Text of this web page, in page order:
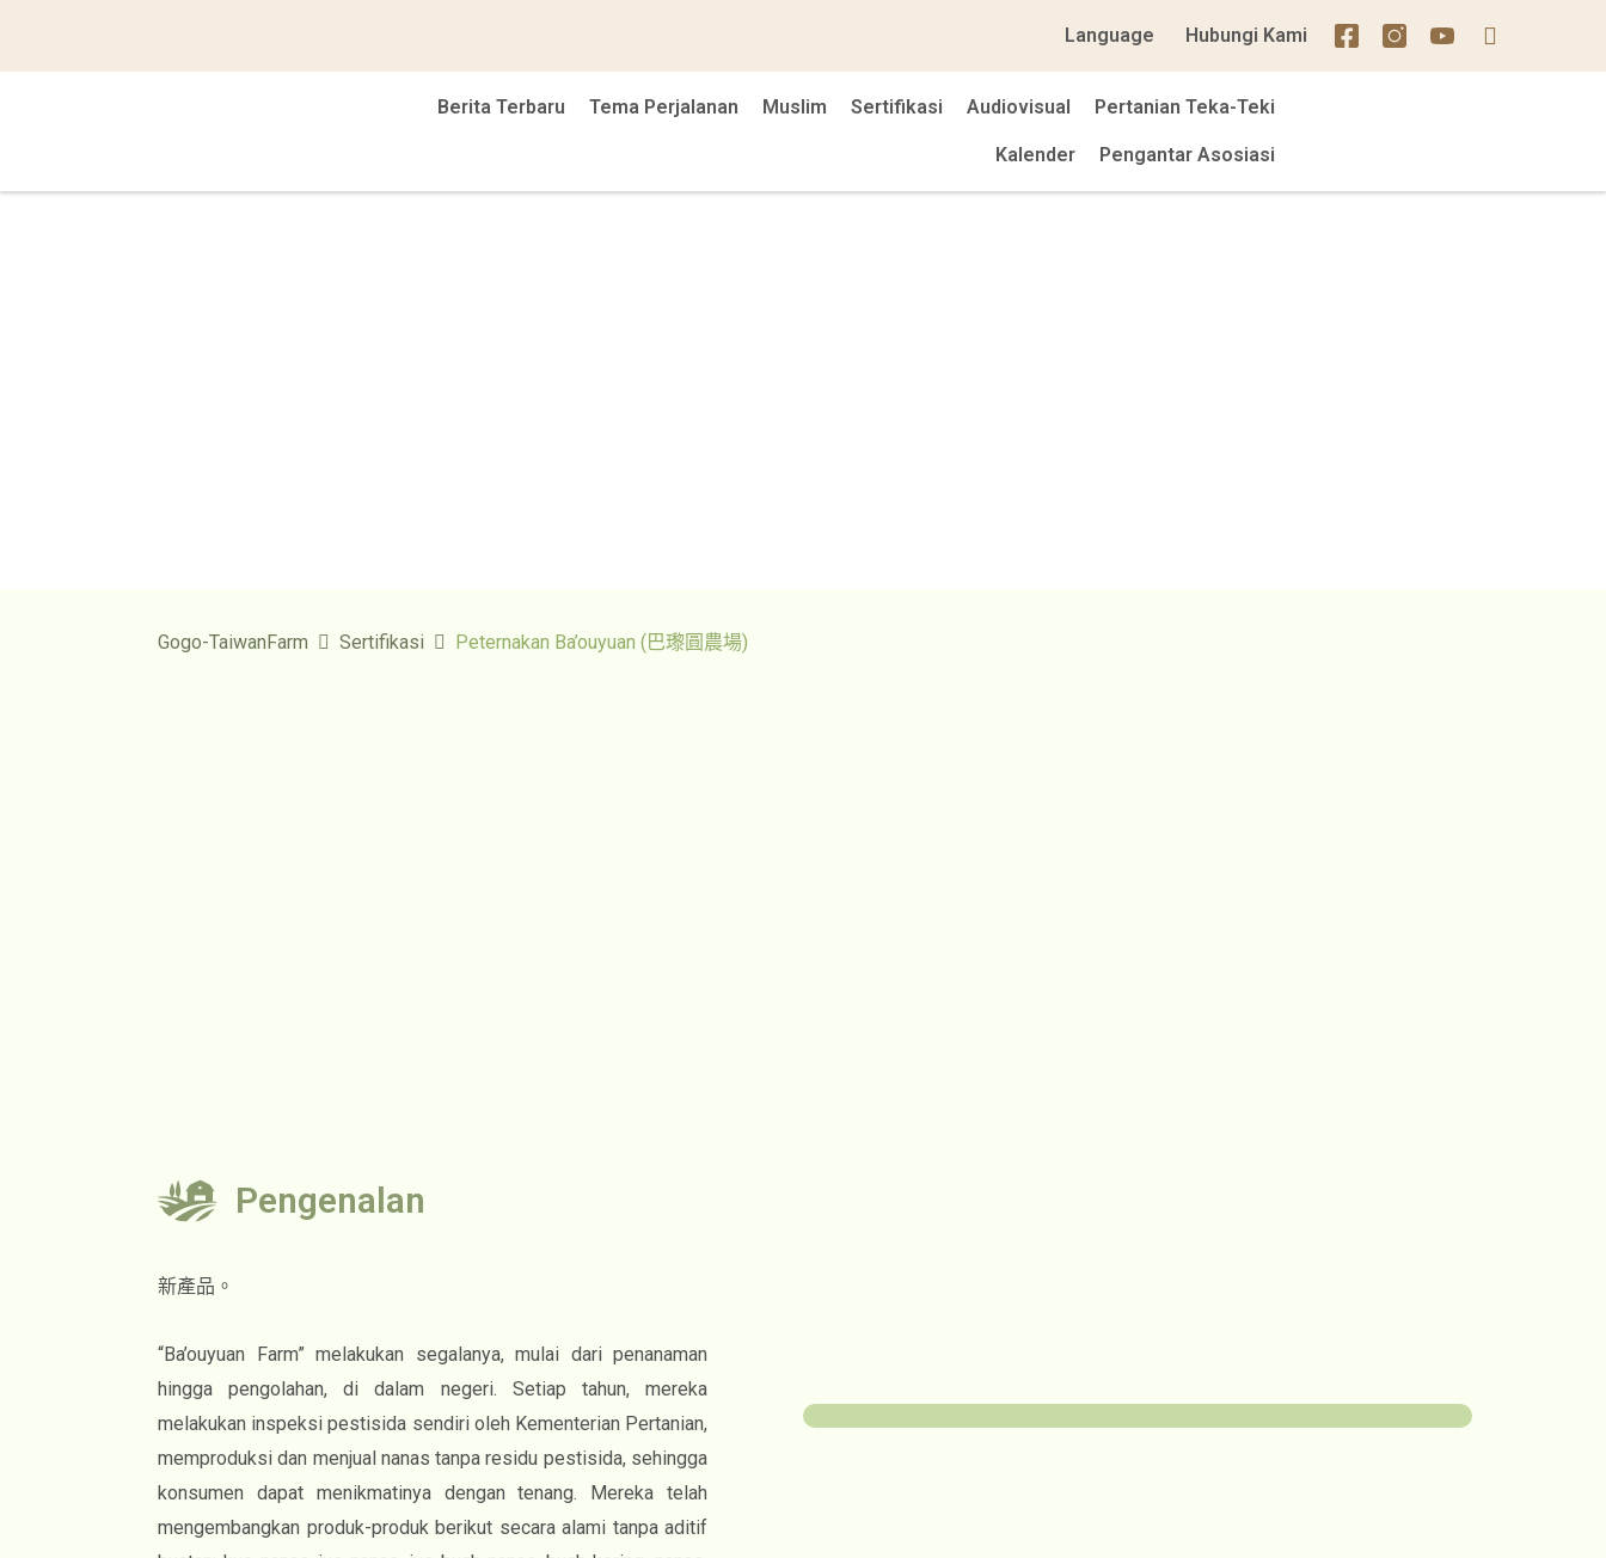
Language Hubungi Kami
Berita Terbaru Tema Perjalanan Muslim Sertifikasi Audiovisual Pertanian Teka-Teki
Kalender Pengantar Asosiasi
Gogo-TaiwanFarm Sertifikasi Peternakan Ba’ouyuan (巴瓈圓農場)
Pengenalan
新產品。
“Ba’ouyuan Farm” melakukan segalanya, mulai dari penanaman
hingga pengolahan, di dalam negeri. Setiap tahun, mereka
melakukan inspeksi pestisida sendiri oleh Kementerian Pertanian,
memproduksi dan menjual nanas tanpa residu pestisida, sehingga
konsumen dapat menikmatinya dengan tenang. Mereka telah
mengembangkan produk-produk berikut secara alami tanpa aditif